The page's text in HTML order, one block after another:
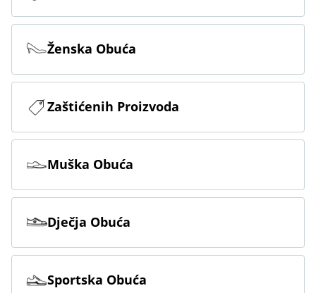
Ženska Obuća
Zaštićenih Proizvoda
Muška Obuća
Dječja Obuća
Sportska Obuća